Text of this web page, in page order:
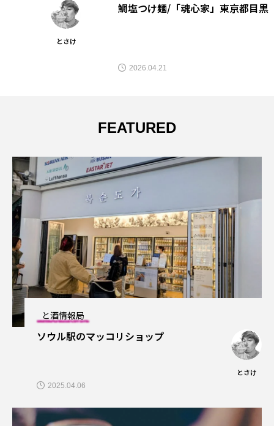
鯛塩つけ麺/「魂心家」東京都目黒
FEATURED
と酒情報局
ソウル駅のマッコリショップ
とさけ
2025.04.06